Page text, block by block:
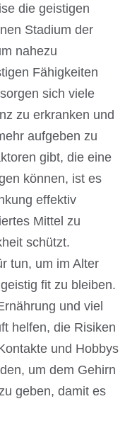
die geistigen
Stadium der
nahezu
Fähigkeiten
sich viele
zu erkranken und
aufgeben zu
gibt, die eine
können, ist es
effektiv
Mittel zu
schützt.
tun, um im Alter
fit zu bleiben.
und viel
helfen, die Risiken
und Hobbys
um dem Gehirn
geben, damit es